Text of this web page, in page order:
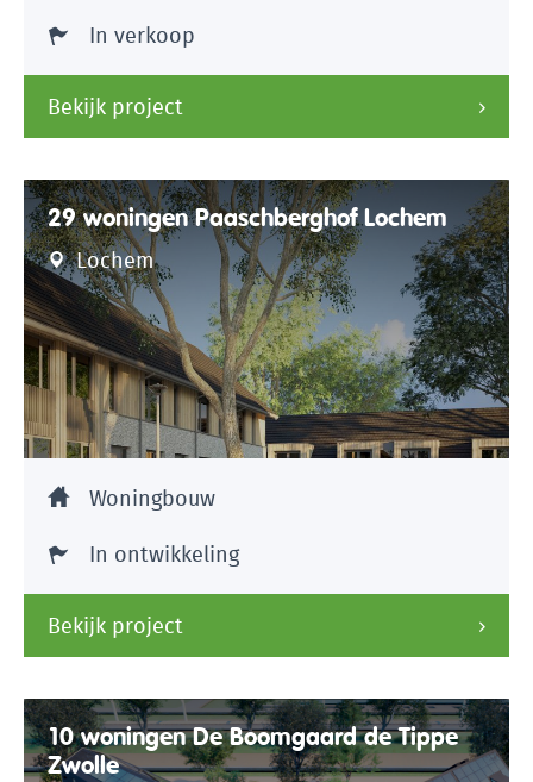
In verkoop
Bekijk project
29 woningen Paaschberghof Lochem
Lochem
Woningbouw
In ontwikkeling
Bekijk project
10 woningen De Boomgaard de Tippe
Zwolle